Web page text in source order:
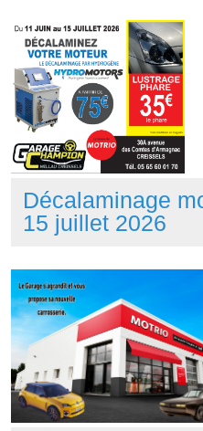
Décalaminage
15 juillet 2026